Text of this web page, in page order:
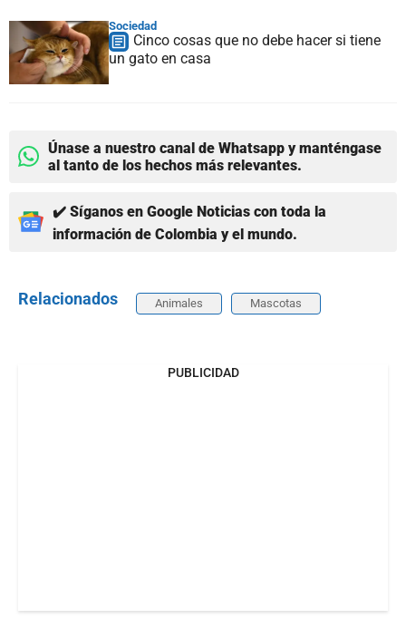
Sociedad
Cinco cosas que no debe hacer si tiene
un gato en casa
Únase a nuestro canal de Whatsapp y manténgase
al tanto de los hechos más relevantes.
✔️ Síganos en Google Noticias con toda la
información de Colombia y el mundo.
Relacionados Animales Mascotas
PUBLICIDAD